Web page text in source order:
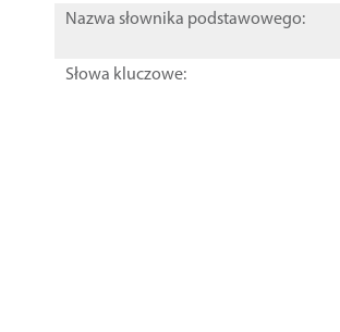
Nazwa słownika podstawowego:
Słowa kluczowe: